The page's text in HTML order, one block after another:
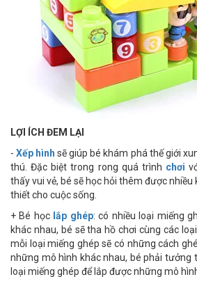
LỢI ÍCH ĐEM LẠI
- Xếp hình sẽ giúp bé khám phá thế giới
thú. Đặc biệt trong rong quá trình chơi
thấy vui vẻ, bé sẽ học hỏi thêm được nhiều
thiết cho cuộc sống.
+ Bé học lắp ghép: có nhiều loại miếng
khác nhau, bé sẽ tha hồ chơi cùng các loại
mỗi loại miếng ghép sẽ có những cách
những mô hình khác nhau, bé phải tưởng
loại miếng ghép để lắp được những mô